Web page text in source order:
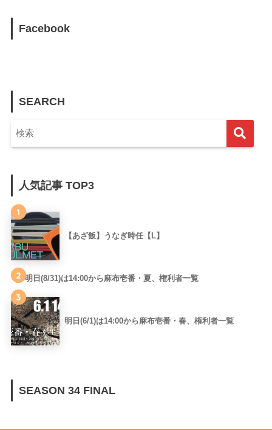
Facebook
SEARCH
人気記事 TOP3
1
【あざ飯】うなぎ時任【L】
2 明日(8/31)は14:00から麻布壱番・夏、権利者一覧
3
明日(6/1)は14:00から麻布壱番・春、権利者一覧
SEASON 34 FINAL